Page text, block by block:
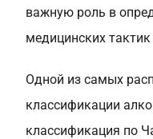
важную роль в
медицинских
Одной из самых
классификации
классификация по